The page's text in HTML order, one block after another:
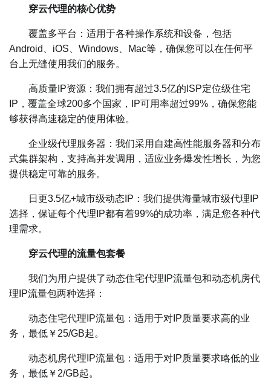
穿云代理的核心优势
覆盖多平台：适用于各种操作系统和设备，包括
Android、iOS、Windows、Mac等，确保您可以在任何平
台上无缝使用我们的服务。
高质量IP资源：我们拥有超过3.5亿的ISP定位级住宅
IP，覆盖全球200多个国家，IP可用率超过99%，确保您能
够获得高速稳定的使用体验。
企业级代理服务器：我们采用自建高性能服务器和分布
式集群架构，支持高并发调用，适应业务爆发性增长，为您
提供稳定可靠的服务。
日更3.5亿+城市级动态IP：我们提供海量城市级代理IP
选择，保证每个代理IP都有着99%的成功率，满足您各种代
理需求。
穿云代理的流量包套餐
我们为用户提供了动态住宅代理IP流量包和动态机房代
理IP流量包两种选择：
动态住宅代理IP流量包：适用于对IP质量要求高的业
务，最低￥25/GB起。
动态机房代理IP流量包：适用于对IP质量要求略低的业
务，最低￥2/GB起。